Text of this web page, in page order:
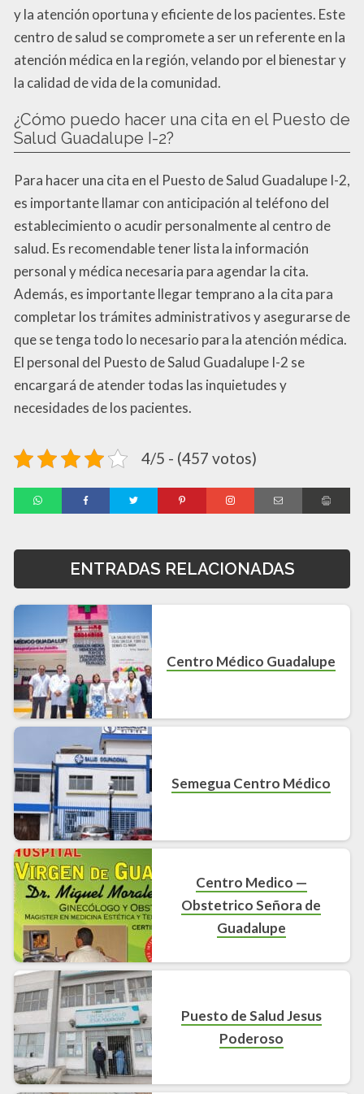
y la atención oportuna y eficiente de los pacientes. Este
centro de salud se compromete a ser un referente en la
atención médica en la región, velando por el bienestar y
la calidad de vida de la comunidad.
¿Cómo puedo hacer una cita en el Puesto de
Salud Guadalupe I-2?
Para hacer una cita en el Puesto de Salud Guadalupe I-2,
es importante llamar con anticipación al teléfono del
establecimiento o acudir personalmente al centro de
salud. Es recomendable tener lista la información
personal y médica necesaria para agendar la cita.
Además, es importante llegar temprano a la cita para
completar los trámites administrativos y asegurarse de
que se tenga todo lo necesario para la atención médica.
El personal del Puesto de Salud Guadalupe I-2 se
encargará de atender todas las inquietudes y
necesidades de los pacientes.
4/5 - (457 votos)
ENTRADAS RELACIONADAS
Centro Médico Guadalupe
Semegua Centro Médico
Centro Medico —
Obstetrico Señora de
Guadalupe
Puesto de Salud Jesus
Poderoso